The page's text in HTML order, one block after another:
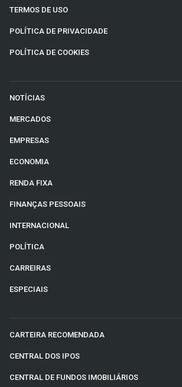
TERMOS DE USO
POLÍTICA DE PRIVACIDADE
POLÍTICA DE COOKIES
NOTÍCIAS
MERCADOS
EMPRESAS
ECONOMIA
RENDA FIXA
FINANÇAS PESSOAIS
INTERNACIONAL
POLÍTICA
CARREIRAS
ESPECIAIS
CARTEIRA RECOMENDADA
CENTRAL DOS IPOS
CENTRAL DE FUNDOS IMOBILIÁRIOS